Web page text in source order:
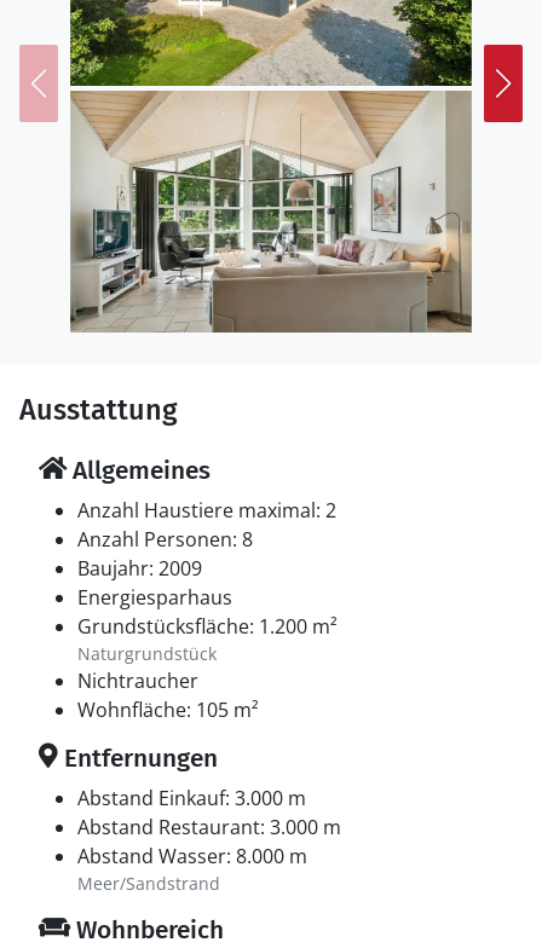
Ausstattung
Allgemeines
Anzahl Haustiere maximal: 2
Anzahl Personen: 8
Baujahr: 2009
Energiesparhaus
Grundstücksfläche: 1.200 m²
Naturgrundstück
Nichtraucher
Wohnfläche: 105 m²
Entfernungen
Abstand Einkauf: 3.000 m
Abstand Restaurant: 3.000 m
Abstand Wasser: 8.000 m
Meer/Sandstrand
Wohnbereich